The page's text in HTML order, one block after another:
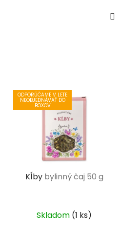
ODPORÚČAME V LETE
NEOBJEDNÁVAŤ DO
BOXOV
Kĺby bylinný čaj 50 g
Skladom (1 ks)